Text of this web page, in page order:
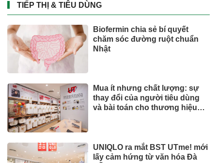
TIẾP THỊ & TIÊU DÙNG
Biofermin chia sẻ bí quyết
chăm sóc đường ruột chuẩn
Nhật
Mua ít nhưng chất lượng: sự
thay đổi của người tiêu dùng
và bài toán cho thương hiệu
UNIQLO ra mắt BST UTme! mới
lấy cảm hứng từ văn hóa Đà